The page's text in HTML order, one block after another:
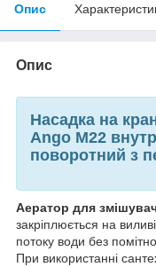
Опис
Опис
Насадка на
Ango М22
поворотний з
Аератор для
закріплюється на
потоку води без
При використанні